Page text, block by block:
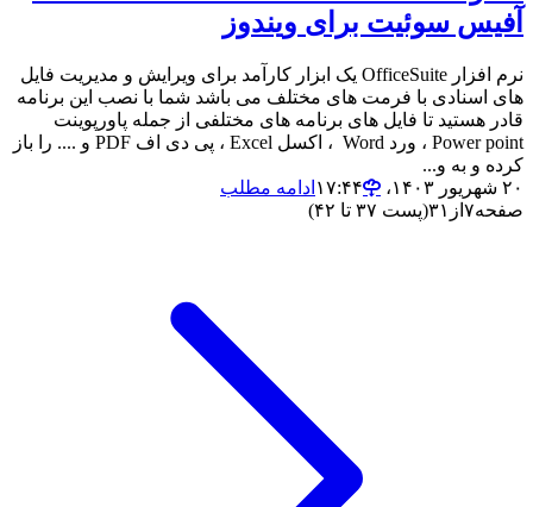
آفیس سوئیت برای ویندوز
نرم افزار OfficeSuite یک ابزار کارآمد برای ویرایش و مدیریت فایل
های اسنادی با فرمت های مختلف می باشد شما با نصب این برنامه
قادر هستید تا فایل های برنامه های مختلفی از جمله پاورپوینت
Power point ، ورد Word ، اکسل Excel ، پی دی اف PDF و .... را باز
کرده و به و...
۲۰ شهریور ۱۴۰۳،‏ ۱۷:۴۴
ادامه مطلب
صفحه۷ از ۳۱(پست ۳۷ تا ۴۲)